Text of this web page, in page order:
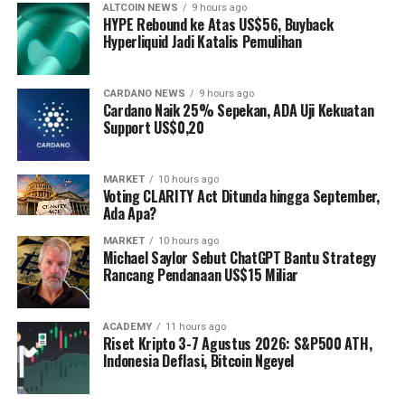
ALTCOIN NEWS 9 hours ago
HYPE Rebound ke Atas US$56, Buyback
Hyperliquid Jadi Katalis Pemulihan
CARDANO NEWS 9 hours ago
Cardano Naik 25% Sepekan, ADA Uji Kekuatan
Support US$0,20
MARKET 10 hours ago
Voting CLARITY Act Ditunda hingga September,
Ada Apa?
MARKET 10 hours ago
Michael Saylor Sebut ChatGPT Bantu Strategy
Rancang Pendanaan US$15 Miliar
ACADEMY 11 hours ago
Riset Kripto 3-7 Agustus 2026: S&P500 ATH,
Indonesia Deflasi, Bitcoin Ngeyel